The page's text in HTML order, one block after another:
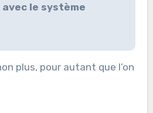
le système
plus, pour autant que l’on